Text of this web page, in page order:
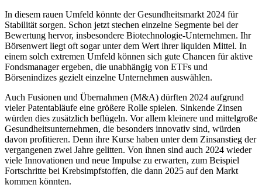
In diesem rauen Umfeld könnte der Gesundheitsmarkt 2024 für
Stabilität sorgen. Schon jetzt stechen einzelne Segmente bei der
Bewertung hervor, insbesondere Biotechnologie-Unternehmen. Ihr
Börsenwert liegt oft sogar unter dem Wert ihrer liquiden Mittel. In
einem solch extremen Umfeld können sich gute Chancen für aktive
Fondsmanager ergeben, die unabhängig von ETFs und
Börsenindizes gezielt einzelne Unternehmen auswählen.
Auch Fusionen und Übernahmen (M&A) dürften 2024 aufgrund
vieler Patentabläufe eine größere Rolle spielen. Sinkende Zinsen
würden dies zusätzlich beflügeln. Vor allem kleinere und mittelgroße
Gesundheitsunternehmen, die besonders innovativ sind, würden
davon profitieren. Denn ihre Kurse haben unter dem Zinsanstieg der
vergangenen zwei Jahre gelitten. Von ihnen sind auch 2024 wieder
viele Innovationen und neue Impulse zu erwarten, zum Beispiel
Fortschritte bei Krebsimpfstoffen, die dann 2025 auf den Markt
kommen könnten.